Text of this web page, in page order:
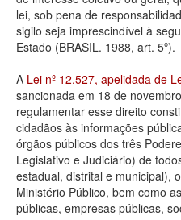
Perguntas frequentes
Contato
lei, sob pena de
sigilo seja imprescindível à
Estado (BRASIL. 1988, art. 5º).
A Lei nº 12.527, apelidada de
sancionada em 18 de
regulamentar esse direito
cidadãos às informações
órgãos públicos dos três
Legislativo e Judiciário) de
estadual, distrital e municipal),
Ministério Público, bem como
públicas, empresas públicas,